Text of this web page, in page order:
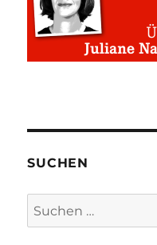
SUCHEN
Suchen
nach: